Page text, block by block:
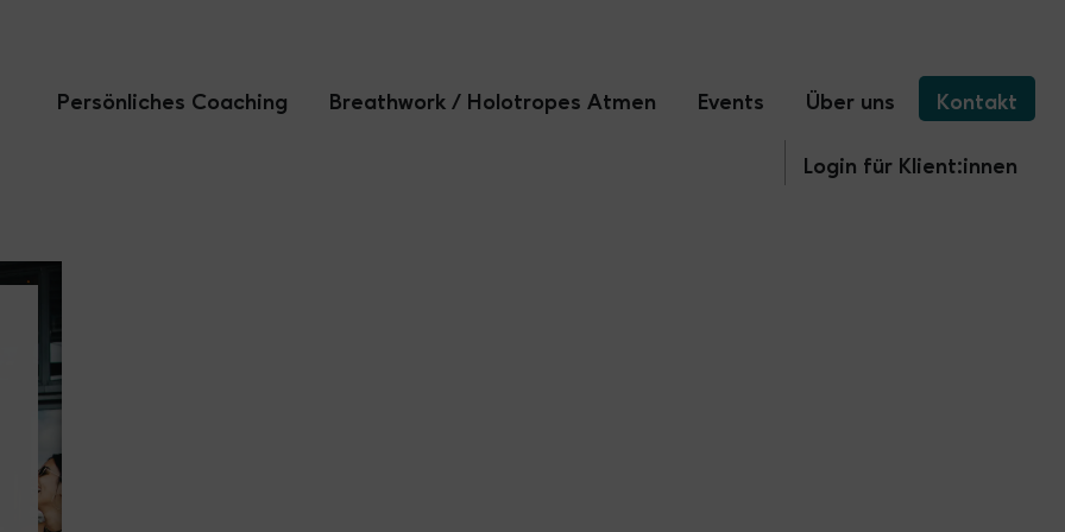
Persönliches Coaching Breathwork / Holotropes Atmen Events Über uns Kontakt
Login für Klient:innen